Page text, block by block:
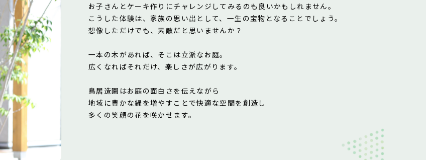
お子さんとケーキ作りにチャレンジしてみるのも良いかもしれません。
こうした体験は、家族の思い出として、一生の宝物となることでしょう。
想像しただけでも、素敵だと思いませんか？
一本の木があれば、そこは立派なお庭。
広くなればそれだけ、楽しさが広がります。
鳥居造園はお庭の面白さを伝えながら
地域に豊かな緑を増やすことで快適な空間を創造し
多くの笑顔の花を咲かせます。